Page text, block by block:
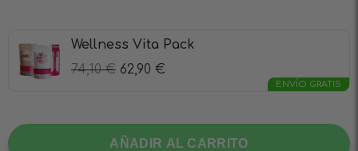
Wellness Vita Pack
74,10€ 62,90 €
ENVÍO GRATIS
AÑADIR AL CARRITO